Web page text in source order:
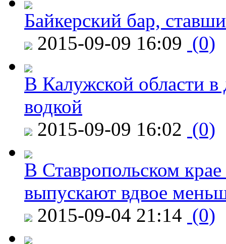
Байкерский бар,
2015-09-09 16:09 (0)
В Калужской области в
водкой
2015-09-09 16:02 (0)
В Ставропольском
выпускают вдвое
2015-09-04 21:14 (0)